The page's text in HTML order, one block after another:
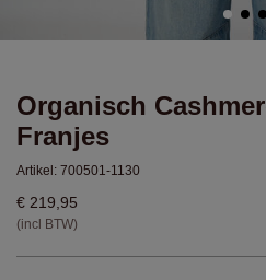
Organisch
Franjes
Artikel: 700501-1130
€ 219,95
(incl BTW)